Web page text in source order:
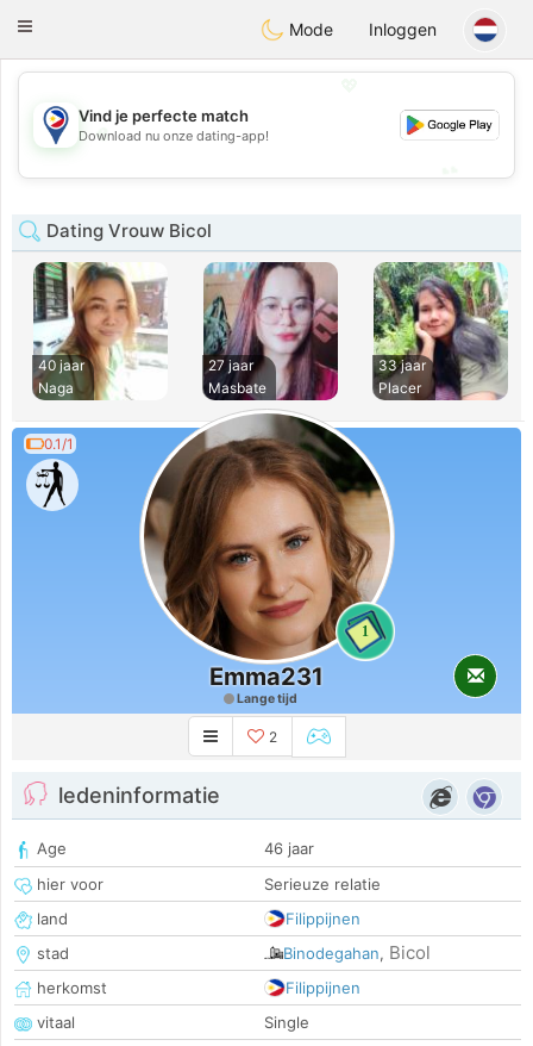
PhilippinesChat
Toggle
Mode Inloggen
💕
Vind je perfecte match
Download nu onze dating-app!
Dating Vrouw Bicol
40 jaar
Naga
27 jaar
Masbate
33 jaar
Placer
0.1/1
1
Emma231
Lange tijd
2
ledeninformatie
Age
46 jaar
hier voor
Serieuze relatie
land
Filippijnen
stad
Binodegahan, Bicol
herkomst
Filippijnen
vitaal
Single